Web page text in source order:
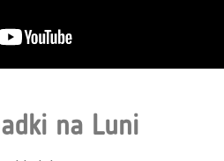
na Luni